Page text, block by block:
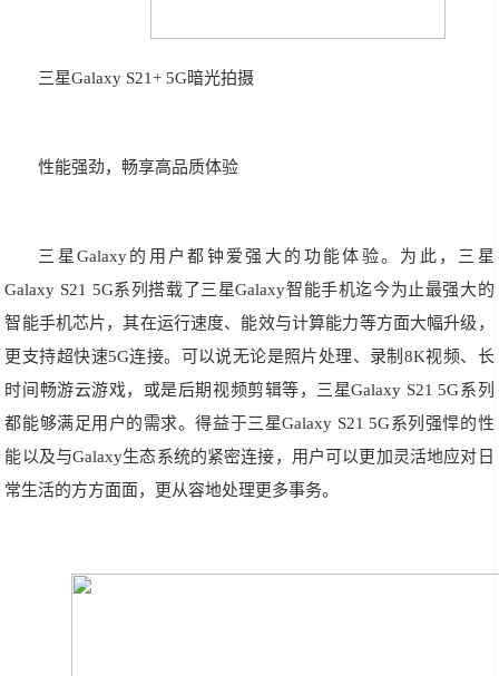
三星Galaxy S21+ 5G暗光拍摄
性能强劲，畅享高品质体验
三星Galaxy的用户都钟爱强大的功能体验。为此，三星
Galaxy S21 5G系列搭载了三星Galaxy智能手机迄今为止最强大的
智能手机芯片，其在运行速度、能效与计算能力等方面大幅升级，
更支持超快速5G连接。可以说无论是照片处理、录制8K视频、长
时间畅游云游戏，或是后期视频剪辑等，三星Galaxy S21 5G系列
都能够满足用户的需求。得益于三星Galaxy S21 5G系列强悍的性
能以及与Galaxy生态系统的紧密连接，用户可以更加灵活地应对日
常生活的方方面面，更从容地处理更多事务。